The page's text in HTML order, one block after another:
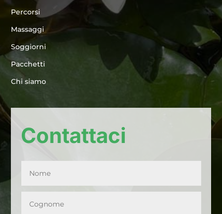
Percorsi
Massaggi
Soggiorni
Pacchetti
Chi siamo
Contattaci